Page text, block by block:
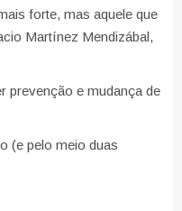
forte, mas aquele que
Martínez Mendizábal,
prevenção e mudança de
(e pelo meio duas